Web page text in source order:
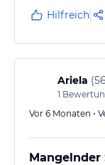
keine
aufs Zimmer
mehr das, was
Buffet
warteten
Hilfreich
Ariela (
1
Vor 6 Monaten •
Mangelnder